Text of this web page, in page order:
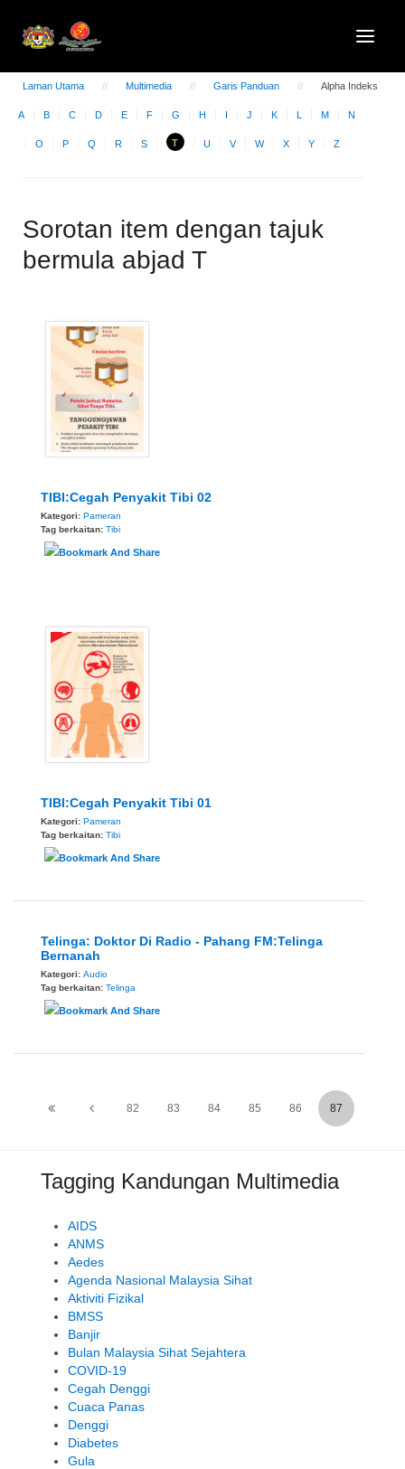
Laman Utama Multimedia Garis Panduan Alpha Indeks
A B C D E F G H I J K L M N
O P Q R S T U V W X Y Z
Sorotan item dengan tajuk
bermula abjad T
TIBI:Cegah Penyakit Tibi 02
Kategori: Pameran
Tag berkaitan: Tibi
TIBI:Cegah Penyakit Tibi 01
Kategori: Pameran
Tag berkaitan: Tibi
Telinga: Doktor Di Radio - Pahang FM:Telinga
Bernanah
Kategori: Audio
Tag berkaitan: Telinga
82 83 84 85 86 87
Tagging Kandungan Multimedia
AIDS
ANMS
Aedes
Agenda Nasional Malaysia Sihat
Aktiviti Fizikal
BMSS
Banjir
Bulan Malaysia Sihat Sejahtera
COVID-19
Cegah Denggi
Cuaca Panas
Denggi
Diabetes
Gula